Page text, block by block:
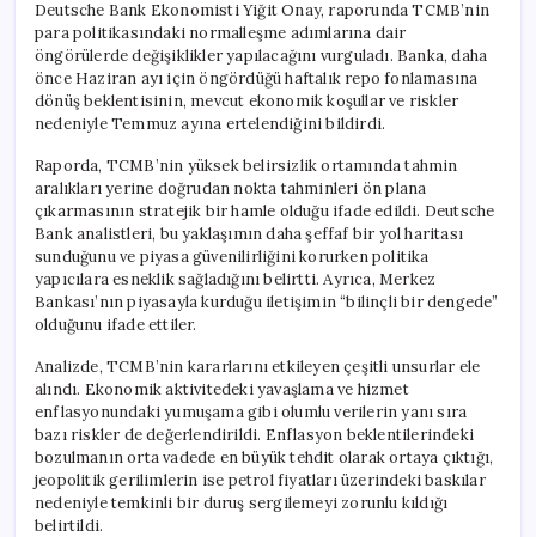
Deutsche Bank Ekonomisti Yiğit Onay, raporunda TCMB’nin
para politikasındaki normalleşme adımlarına dair
öngörülerde değişiklikler yapılacağını vurguladı. Banka, daha
önce Haziran ayı için öngördüğü haftalık repo fonlamasına
dönüş beklentisinin, mevcut ekonomik koşullar ve riskler
nedeniyle Temmuz ayına ertelendiğini bildirdi.
Raporda, TCMB’nin yüksek belirsizlik ortamında tahmin
aralıkları yerine doğrudan nokta tahminleri ön plana
çıkarmasının stratejik bir hamle olduğu ifade edildi. Deutsche
Bank analistleri, bu yaklaşımın daha şeffaf bir yol haritası
sunduğunu ve piyasa güvenilirliğini korurken politika
yapıcılara esneklik sağladığını belirtti. Ayrıca, Merkez
Bankası’nın piyasayla kurduğu iletişimin “bilinçli bir dengede”
olduğunu ifade ettiler.
Analizde, TCMB’nin kararlarını etkileyen çeşitli unsurlar ele
alındı. Ekonomik aktivitedeki yavaşlama ve hizmet
enflasyonundaki yumuşama gibi olumlu verilerin yanı sıra
bazı riskler de değerlendirildi. Enflasyon beklentilerindeki
bozulmanın orta vadede en büyük tehdit olarak ortaya çıktığı,
jeopolitik gerilimlerin ise petrol fiyatları üzerindeki baskılar
nedeniyle temkinli bir duruş sergilemeyi zorunlu kıldığı
belirtildi.